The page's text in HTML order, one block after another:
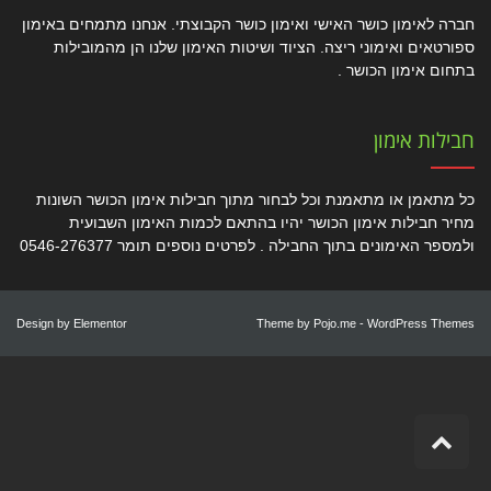
חברה לאימון כושר האישי ואימון כושר הקבוצתי. אנחנו מתמחים באימון
ספורטאים ואימוני ריצה. הציוד ושיטות האימון שלנו הן מהמובילות
בתחום אימון הכושר .
חבילות אימון
כל מתאמן או מתאמנת וכל לבחור מתוך חבילות אימון הכושר השונות
מחיר חבילות אימון הכושר יהיו בהתאם לכמות האימון השבועית
ולמספר האימונים בתוך החבילה . לפרטים נוספים תומר 0546-276377
Theme by Pojo.me - WordPress Themes
Design by Elementor